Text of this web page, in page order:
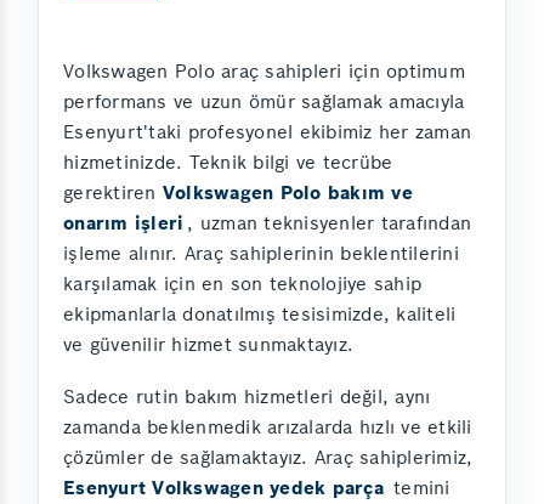
Volkswagen Polo araç sahipleri için optimum
performans ve uzun ömür sağlamak amacıyla
Esenyurt'taki profesyonel ekibimiz her zaman
hizmetinizde. Teknik bilgi ve tecrübe
gerektiren Volkswagen Polo bakım ve
onarım işleri , uzman teknisyenler tarafından
işleme alınır. Araç sahiplerinin beklentilerini
karşılamak için en son teknolojiye sahip
ekipmanlarla donatılmış tesisimizde, kaliteli
ve güvenilir hizmet sunmaktayız.
Sadece rutin bakım hizmetleri değil, aynı
zamanda beklenmedik arızalarda hızlı ve etkili
çözümler de sağlamaktayız. Araç sahiplerimiz,
Esenyurt Volkswagen yedek parça temini